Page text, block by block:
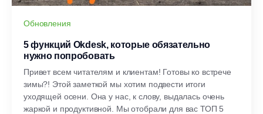
Обновления
5 функций Okdesk, которые обязательно
нужно попробовать
Привет всем читателям и клиентам! Готовы ко встрече
зимы?! Этой заметкой мы хотим подвести итоги
уходящей осени. Она у нас, к слову, выдалась очень
жаркой и продуктивной. Мы отобрали для вас ТОП 5